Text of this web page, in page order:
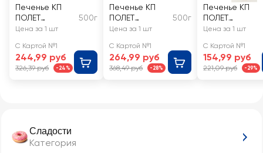
Сладости
Категория
Печенье КП
ПОЛЕТ
Слоеный
Лимоньерки с
лимоном
500г
Цена за 1 шт
С Картой №1
244,99 руб
326,39 руб -24%
Печенье КП
ПОЛЕТ
Слоеный
Лимоньерки с
яблоком и
корицей
500г
Цена за 1 шт
С Картой №1
264,99 руб
368,49 руб -28%
Печенье КП
ПОЛЕТ
Овсяное
с изюмом
Цена за 1 шт
С Картой №1
154,99 руб
221,09 руб -29%